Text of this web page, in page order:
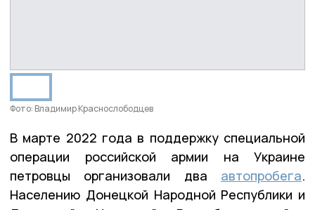
Фото: Владимир Краснослободцев
В марте 2022 года в поддержку специальной
операции российской армии на Украине
петровцы организовали два автопробега.
Населению Донецкой Народной Республики и